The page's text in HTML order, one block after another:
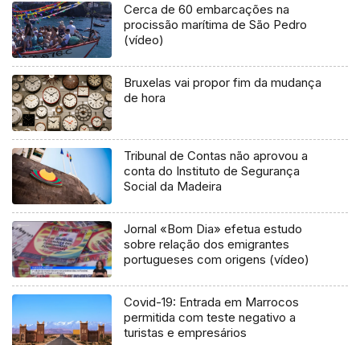
Cerca de 60 embarcações na
procissão marítima de São Pedro
(vídeo)
Bruxelas vai propor fim da mudança
de hora
Tribunal de Contas não aprovou a
conta do Instituto de Segurança
Social da Madeira
Jornal «Bom Dia» efetua estudo
sobre relação dos emigrantes
portugueses com origens (vídeo)
Covid-19: Entrada em Marrocos
permitida com teste negativo a
turistas e empresários